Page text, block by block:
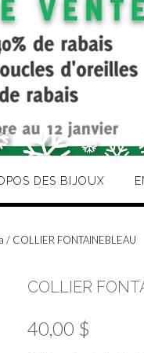
DES BIJOUX
/ COLLIER FONTAINEBLEAU
COLLIER
40,00 $